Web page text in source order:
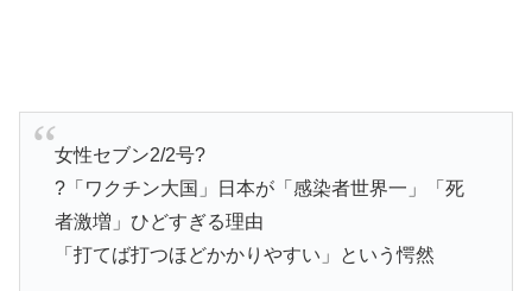
女性セブン2/2号?
?「ワクチン大国」日本が「感染者世界一」「死
者激増」ひどすぎる理由
「打てば打つほどかかりやすい」という愕然